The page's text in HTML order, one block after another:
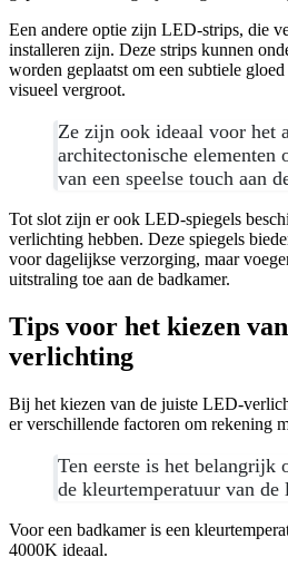
Een andere optie zijn LED-strips, die
installeren zijn. Deze strips kunnen
worden geplaatst om een subtiele
visueel vergroot.
Ze zijn ook ideaal voor het
architectonische elementen
van een speelse touch aan
Tot slot zijn er ook LED-spiegels
verlichting hebben. Deze spiegels
voor dagelijkse verzorging, maar
uitstraling toe aan de badkamer.
Tips voor het kiezen
verlichting
Bij het kiezen van de juiste LED-
er verschillende factoren om rekening
Ten eerste is het belangrijk
de kleurtemperatuur van de
Voor een badkamer is een
4000K ideaal.